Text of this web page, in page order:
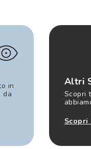
in
da
Altri
Scopri
Scopri